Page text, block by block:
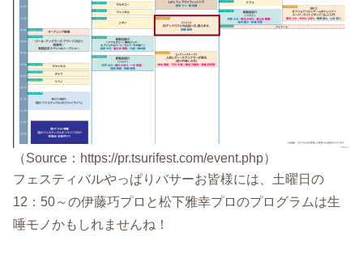
（Source：https://pr.tsurifest.com/event.php）
フェスティバルやっぱりバサーお皆様には、土曜日の
12：50～の伊藤巧プロと松下雅幸プロのプログラムは生
唾モノかもしれませんね！